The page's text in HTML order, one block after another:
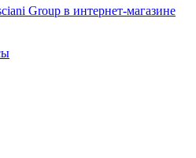
Group в интернет-магазине